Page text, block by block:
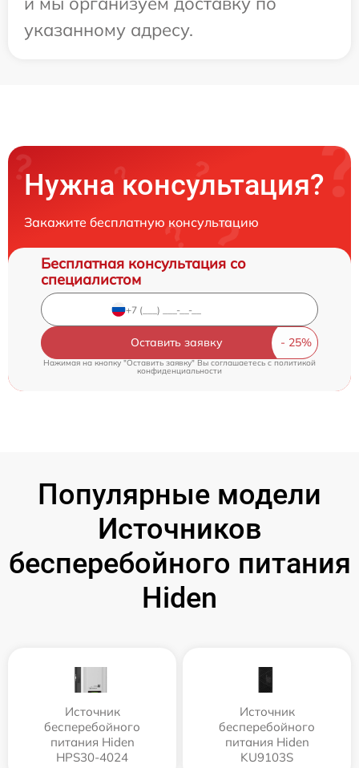
указанному адресу.
Нужна консультация?
Закажите бесплатную консультацию
Бесплатная консультация со
специалистом
Оставить заявку
Нажимая на кнопку "Оставить заявку" Вы соглашаетесь c политикой
конфиденциальности
Популярные модели
Источников
бесперебойного питания
Hiden
Источник
бесперебойного
питания Hiden
HPS30-4024
Источник
бесперебойного
питания Hiden
KU9103S